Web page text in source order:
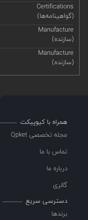
Certifications
(گواهینامه‌ها)
Manufacture
(سازنده)
Manufacture
(سازنده)
همراه با کیوپیکت
مجله تخصصی Qpket
تماس با ما
درباره ما
گالری
دسترسی سریع
برندها